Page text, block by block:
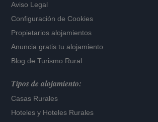
Aviso Legal
Configuración de Cookies
Propietarios alojamientos
Anuncia gratis tu alojamiento
Blog de Turismo Rural
Tipos de alojamiento:
Casas Rurales
Hoteles y Hoteles Rurales